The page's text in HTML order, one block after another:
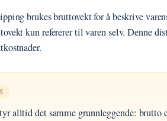
brukes bruttovekt for å beskrive
kun refererer til varen selv. Denne
alltid det samme grunnleggende: brutto